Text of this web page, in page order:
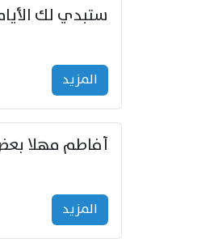
المزید
المزید